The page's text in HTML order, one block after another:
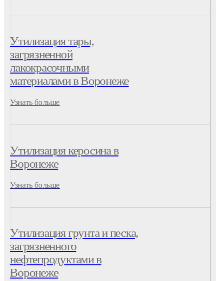
Утилизация тары,
загрязненной
лакокрасочными
материалами в Воронеже
Узнать больше
Утилизация керосина в
Воронеже
Узнать больше
Утилизация грунта и песка,
загрязненного
нефтепродуктами в
Воронеже